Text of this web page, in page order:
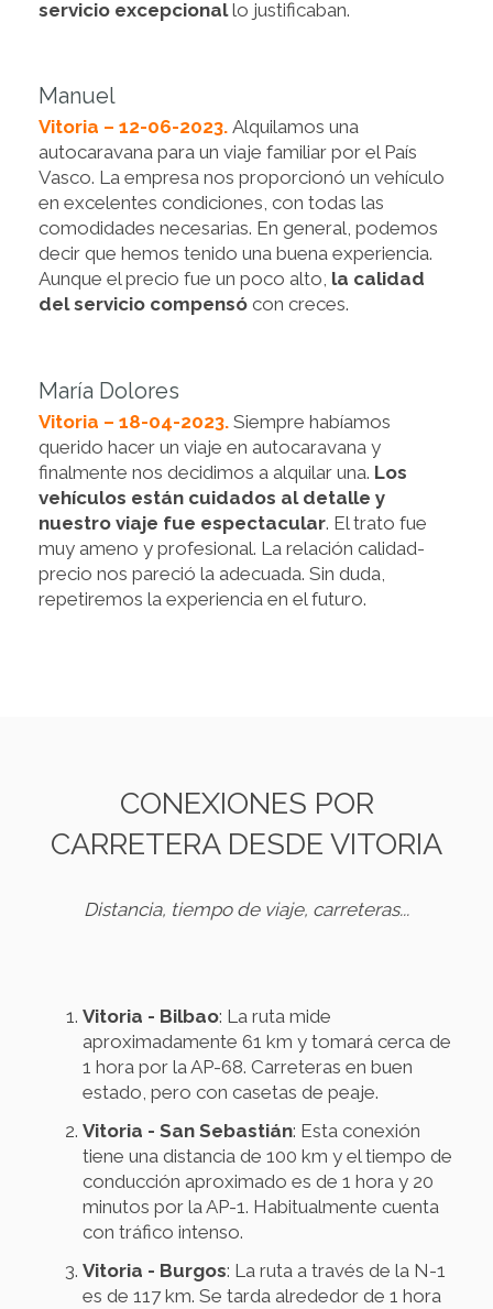
servicio excepcionallo justificaban.
Manuel
Vitoria – 12-06-2023. Alquilamos una
autocaravana para un viaje familiar por el País
Vasco. La empresa nos proporcionó un vehículo
en excelentes condiciones, con todas las
comodidades necesarias. En general, podemos
decir que hemos tenido una buena experiencia.
Aunque el precio fue un poco alto, la calidad
del servicio compensó con creces.
María Dolores
Vitoria – 18-04-2023. Siempre habíamos
querido hacer un viaje en autocaravana y
finalmente nos decidimos a alquilar una. Los
vehículos están cuidados al detalle y
nuestro viaje fue espectacular. El trato fue
muy ameno y profesional. La relación calidad-
precio nos pareció la adecuada. Sin duda,
repetiremos la experiencia en el futuro.
CONEXIONES POR
CARRETERA DESDE VITORIA
Distancia, tiempo de viaje, carreteras...
Vitoria - Bilbao: La ruta mide
aproximadamente 61 km y tomará cerca de
1 hora por la AP-68. Carreteras en buen
estado, pero con casetas de peaje.
Vitoria - San Sebastián: Esta conexión
tiene una distancia de 100 km y el tiempo de
conducción aproximado es de 1 hora y 20
minutos por la AP-1. Habitualmente cuenta
con tráfico intenso.
Vitoria - Burgos: La ruta a través de la N-1
es de 117 km. Se tarda alrededor de 1 hora